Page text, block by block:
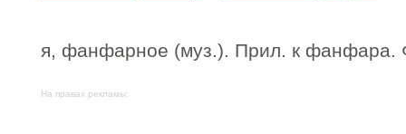
я, фанфарное (муз.). Прил. к фанфара.
На правах рекламы: